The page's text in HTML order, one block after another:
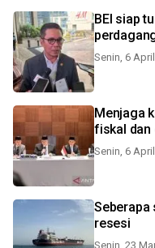
BEI siap
Senin, 6
Menjaga
fiskal dan
Senin, 6
Seberapa
resesi
Senin, 23